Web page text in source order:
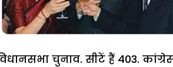
चुनाव. सीटें हैं 403.